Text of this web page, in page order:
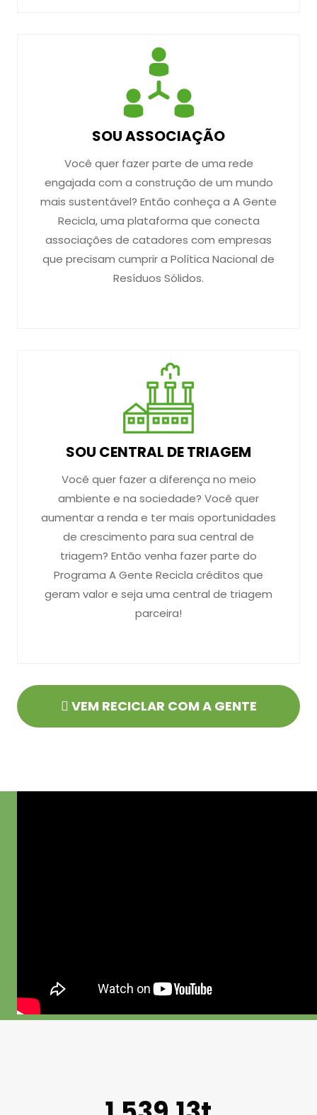
SOU ASSOCIAÇÃO
Você quer fazer parte de uma rede
engajada com a construção de um mundo
mais sustentável? Então conheça a A Gente
Recicla, uma plataforma que conecta
associações de catadores com empresas
que precisam cumprir a Política Nacional de
Resíduos Sólidos.
SOU CENTRAL DE TRIAGEM
Você quer fazer a diferença no meio
ambiente e na sociedade? Você quer
aumentar a renda e ter mais oportunidades
de crescimento para sua central de
triagem? Então venha fazer parte do
Programa A Gente Recicla créditos que
geram valor e seja uma central de triagem
parceira!
VEM RECICLAR COM A GENTE